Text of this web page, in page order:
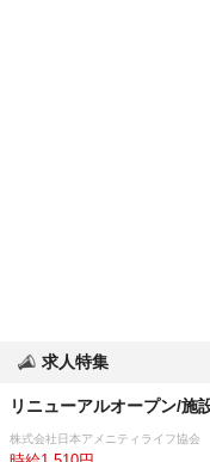
求人特集
リニューアルオープン/施
株式会社日本アメニティライフ協会